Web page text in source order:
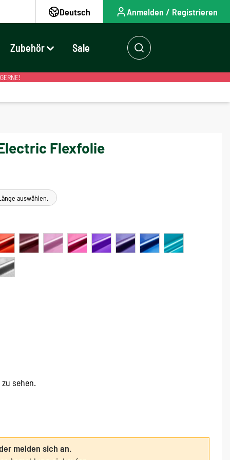
Deutsch Anmelden / Registrieren
Zubehör Sale
Flexfolie
sehen.
auswählen.
melden sich an.